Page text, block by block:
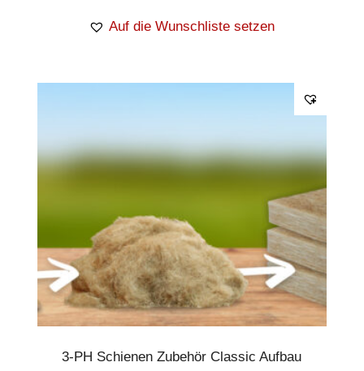
Auf die Wunschliste setzen
3-PH Schienen Zubehör Classic Aufbau